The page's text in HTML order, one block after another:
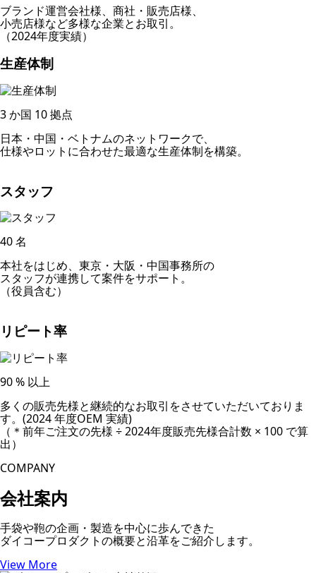
ブランド運営会社様、商社・販売店様、
小売店様など多様な企業とお取引。
（2024年度実績）
生産体制
3か国 10拠点
日本・中国・ベトナムのネットワークで、
仕様やロットに合わせた最適な生産体制を構築。
スタッフ
40名
本社をはじめ、東京・大阪・中国事務所の
スタッフが連携して案件をサポート。
（役員含む）
リピート率
90% 以上
多くの販売先様と継続的なお取引をさせていただいておりま
す。(2024 年度OEM 実績)
（＊前年ご注文の先様 ÷ 2024年度販売先様合計数 × 100 で算
出）
COMPANY
会社案内
手袋や鞄の企画・製造を中心に歩んできた
ダイコープロダクトの概要と沿革をご紹介します。
View More